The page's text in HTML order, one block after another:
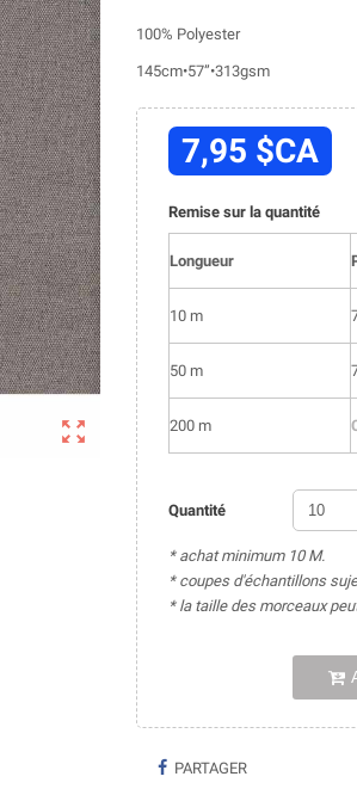

100% Polyester
145cm•57”•313gsm
7,95 $CA
Remise sur la quantité
Longueur
10 m
50 m
200 m
Quantité
* achat minimum 10 M.
* coupes d'échantillons
* la taille des morceaux
PARTAGER